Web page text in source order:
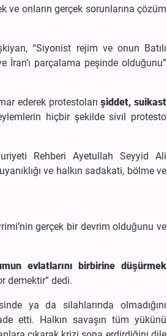
ve onların gerçek sorunlarına çözüm
“Siyonist rejim ve onun Batılı
İran’ı parçalama peşinde olduğunu”
ederek protestolarışiddet, suikast
hiçbir şekilde sivil protesto
Rehberi Ayetullah Seyyid Ali
ve halkın sadakati, bölme ve
gerçek bir devrim olduğunu ve
evlatlarını birbirine düşürmek
demektir” dedi.
ya da silahlarında olmadığını
etti. Halkın savaşın tüm yükünü